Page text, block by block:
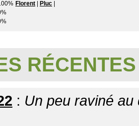
Florent Pluc
RÉCENTES
: Un peu raviné